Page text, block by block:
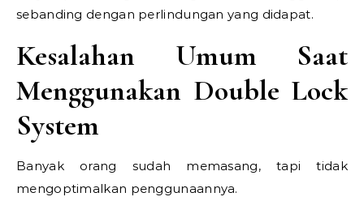
sebanding dengan perlindungan yang didapat.
Kesalahan Umum Saat
Menggunakan Double Lock
System
Banyak orang sudah memasang, tapi tidak
mengoptimalkan penggunaannya.